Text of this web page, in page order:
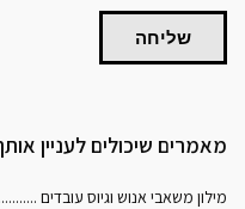
שליחה
מאמרים שיכולים לעניין
מילון משאבי אנוש וגיוס עובדים